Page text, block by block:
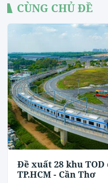
CÙNG CHỦ ĐỀ
Đề xuất 28 khu
TP.HCM - Cần Thơ